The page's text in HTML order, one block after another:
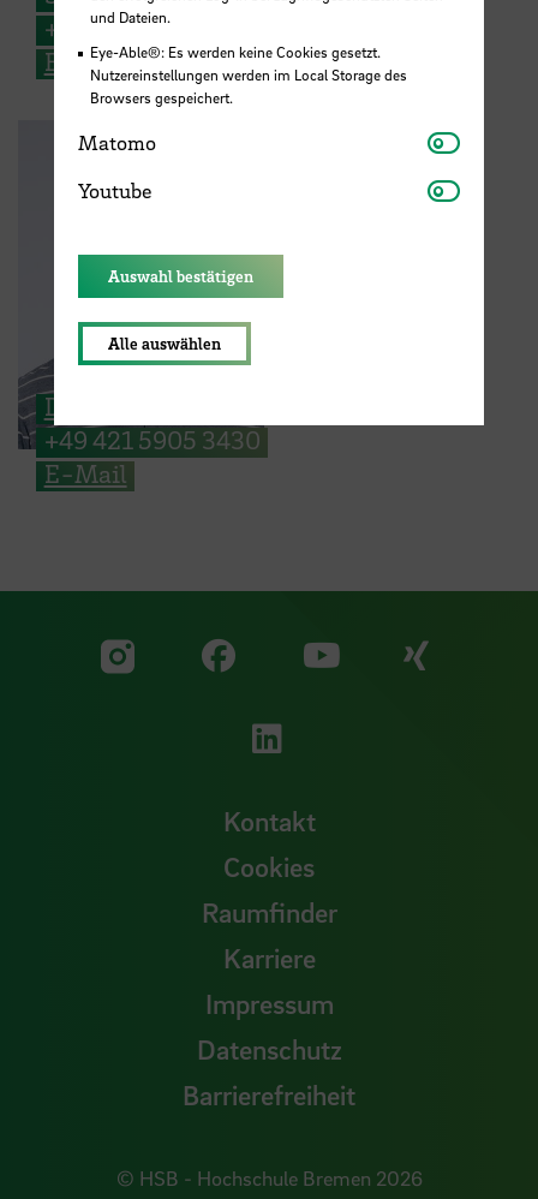
+49 421 5905 3494
E-Mail
Dipl.-Ing. Harald Würfel
+49 421 5905 3430
E-Mail
Zu unserer Facebook
Zu
Zu unserer
Kontakt
Cookies
Raumfinder
Karriere
Impressum
Datenschutz
Barrierefreiheit
© HSB - Hochschule Bremen 2026
und Dateien.
Eye-Able®: Es werden keine Cookies gesetzt.
Nutzereinstellungen werden im Local Storage des
Browsers gespeichert.
Matomo Matomo
Youtube Youtube
Auswahl bestätigen
Alle auswählen